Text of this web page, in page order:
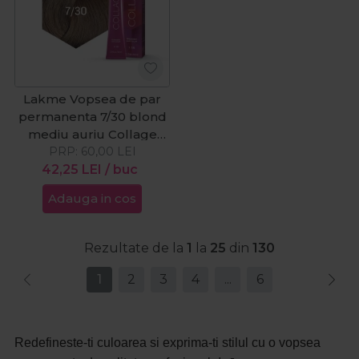
Lakme Vopsea de par
permanenta 7/30 blond
mediu auriu Collage
60ml
42,25 LEI / buc
PRP: 60,00 LEI
Adauga in cos
Rezultate de la 1 la 25 din 130
1 2 3 4 ... 6
Redefineste-ti culoarea si exprima-ti stilul cu o vopsea